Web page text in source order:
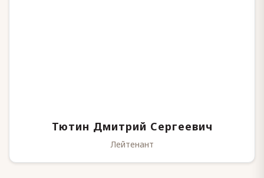
Тютин Дмитрий Сергеевич
Лейтенант